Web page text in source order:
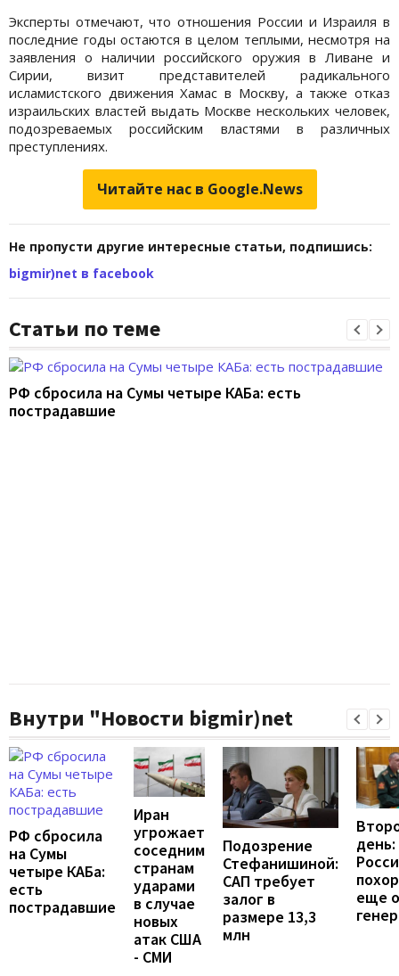
Эксперты отмечают, что отношения России и Израиля в
последние годы остаются в целом теплыми, несмотря на
заявления о наличии российского оружия в Ливане и
Сирии, визит представителей радикального
исламистского движения Хамас в Москву, а также отказ
израильских властей выдать Москве нескольких человек,
подозреваемых российским властями в различных
преступлениях.
Читайте нас в Google.News
Не пропусти другие интересные статьи, подпишись:
bigmir)net в facebook
Статьи по теме
РФ сбросила на Сумы четыре КАБа: есть
пострадавшие
Внутри "Новости bigmir)net
РФ сбросила
на Сумы
четыре КАБа:
есть
пострадавшие
Иран
угрожает
соседним
странам
ударами
в случае
новых
атак США
- СМИ
Подозрение
Стефанишиной:
САП требует
залог в
размере 13,3
млн
день:
еще